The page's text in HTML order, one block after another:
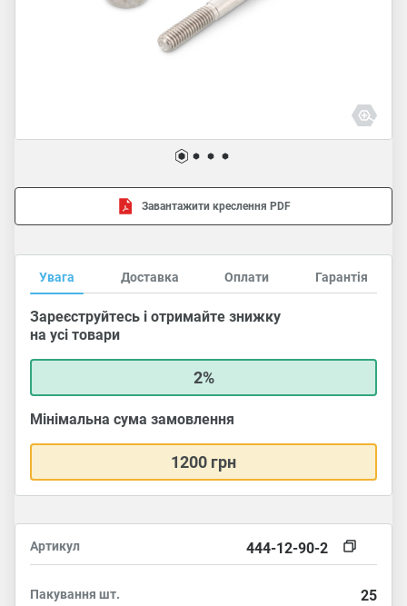
Завантажити креслення PDF
Увага Доставка Оплати Гарантія
Зареєструйтесь і отримайте знижку
на усі товари
2%
Мінімальна сума замовлення
1200 грн
Артикул 444-12-90-2
Пакування шт. 25